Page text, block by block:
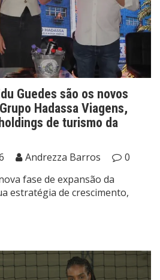
Guedes são os novos
Hadassa Viagens,
de turismo da
Andrezza Barros
0
fase de expansão da
estratégia de crescimento,